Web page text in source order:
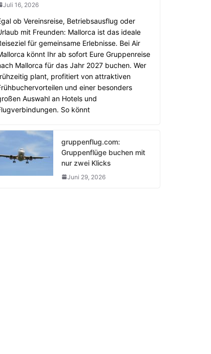
Juli 16, 2026
ob Vereinsreise, Betriebsausflug oder
mit Freunden: Mallorca ist das ideale
für gemeinsame Erlebnisse. Bei Air
könnt Ihr ab sofort Eure Gruppenreise
Mallorca für das Jahr 2027 buchen. Wer
plant, profitiert von attraktiven
und einer besonders
Auswahl an Hotels und
So könnt
gruppenflug.com:
Gruppenflüge buchen mit
nur zwei Klicks
Juni 29, 2026